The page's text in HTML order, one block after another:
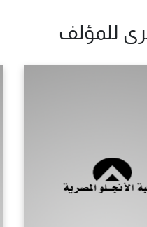
للمؤلف